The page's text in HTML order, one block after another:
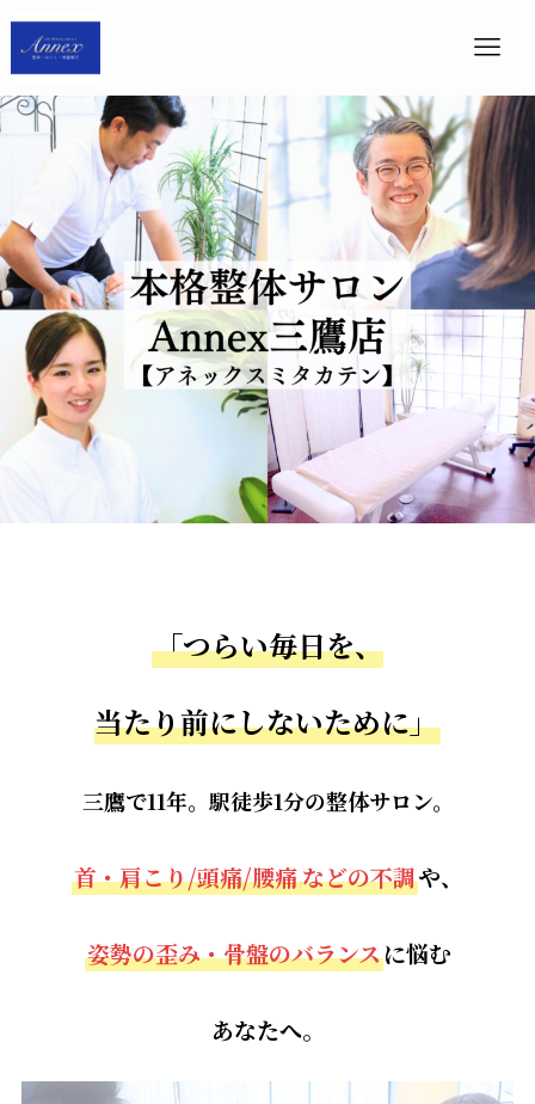
「つらい毎日を、
当たり前にしないために」
三鷹で11年。駅徒歩1分の整体サロン。
首・肩こり/頭痛/腰痛などの不調や、
姿勢の歪み・骨盤のバランスに悩む
あなたへ。